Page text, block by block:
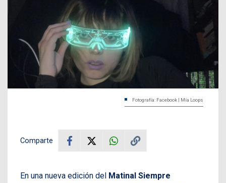
Fotografía: Facebook | Mía Loops
Comparte
En una nueva edición del Matinal Siempre